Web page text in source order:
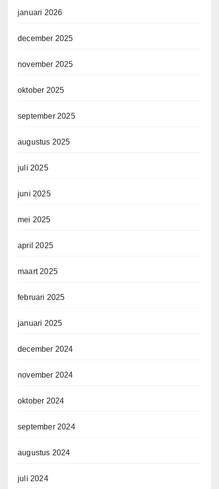
januari 2026
december 2025
november 2025
oktober 2025
september 2025
augustus 2025
juli 2025
juni 2025
mei 2025
april 2025
maart 2025
februari 2025
januari 2025
december 2024
november 2024
oktober 2024
september 2024
augustus 2024
juli 2024